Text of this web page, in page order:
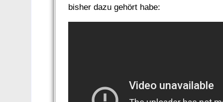
bisher dazu gehört habe: